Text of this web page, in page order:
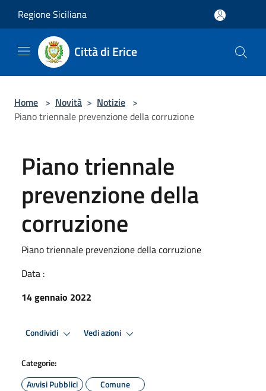
Regione Siciliana
Città di Erice
Home > Novità > Notizie >
Piano triennale prevenzione della corruzione
Piano triennale
prevenzione della
corruzione
Piano triennale prevenzione della corruzione
Data :
14 gennaio 2022
Condividi Vedi azioni
Categorie:
Avvisi Pubblici
Comune